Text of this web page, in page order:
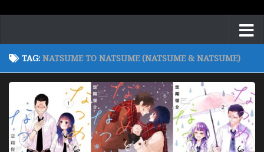
TAG: NATSUME TO NATSUME (NATSUME & NATSUME)